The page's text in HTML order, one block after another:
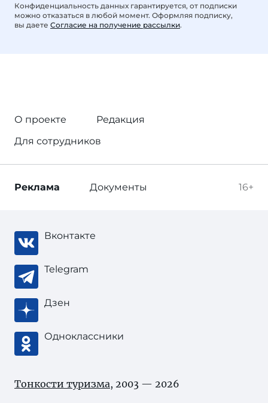
Конфиденциальность данных гарантируется, от подписки
можно отказаться в любой момент. Оформляя подписку,
вы даете Согласие на получение рассылки.
О проекте
Редакция
Для сотрудников
16+
Реклама Документы
Вконтакте
Telegram
Дзен
Одноклассники
Тонкости туризма, 2003 — 2026